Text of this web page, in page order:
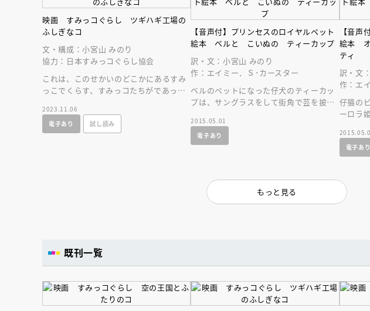
映画 すみっコぐらし ツギハギ工場の
ふしぎなコ
文・構成：小宮山 みのり
協力：日本すみっコぐらし協会
これは、このせかいのどこかにあるすみ
っこでくらす、すみっコたちがであった
絵本化！
2023.11.06
電子あり
試し読み
【音声付】プリンセスのロイヤルペット
絵本 ベルと こいぬの ティーカップ
訳・文：小宮山 みのり
作：エイミー．Ｓ･カースター
ベルのペットになった仔犬のティーカッ
プは、サングラスをして街角で芸を披露
2015.05.01
電子あり
【音声
絵本
ティ
訳・文
作：エ
仔猫の
ーロラ
電子あり
もっと見る
既刊一覧
【アーカイブ配信中】講談社絵本新